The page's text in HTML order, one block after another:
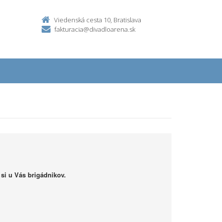
Viedenská cesta 10, Bratislava
fakturacia@divadloarena.sk
u Vás brigádnikov.